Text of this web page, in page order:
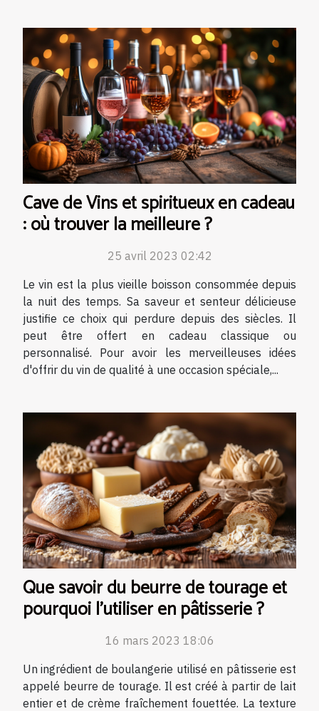
Cave de Vins et spiritueux en cadeau
: où trouver la meilleure ?
25 avril 2023 02:42
Le vin est la plus vieille boisson consommée depuis
la nuit des temps. Sa saveur et senteur délicieuse
justifie ce choix qui perdure depuis des siècles. Il
peut être offert en cadeau classique ou
personnalisé. Pour avoir les merveilleuses idées
d'offrir du vin de qualité à une occasion spéciale,...
Que savoir du beurre de tourage et
pourquoi l’utiliser en pâtisserie ?
16 mars 2023 18:06
Un ingrédient de boulangerie utilisé en pâtisserie est
appelé beurre de tourage. Il est créé à partir de lait
entier et de crème fraîchement fouettée. La texture